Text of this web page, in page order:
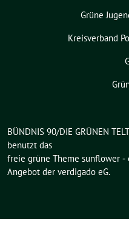
Grüne
Kreisverband
BÜNDNIS 90/DIE GRÜNEN
benutzt das
freie grüne Theme sunflower ‐
Angebot der verdigado eG.